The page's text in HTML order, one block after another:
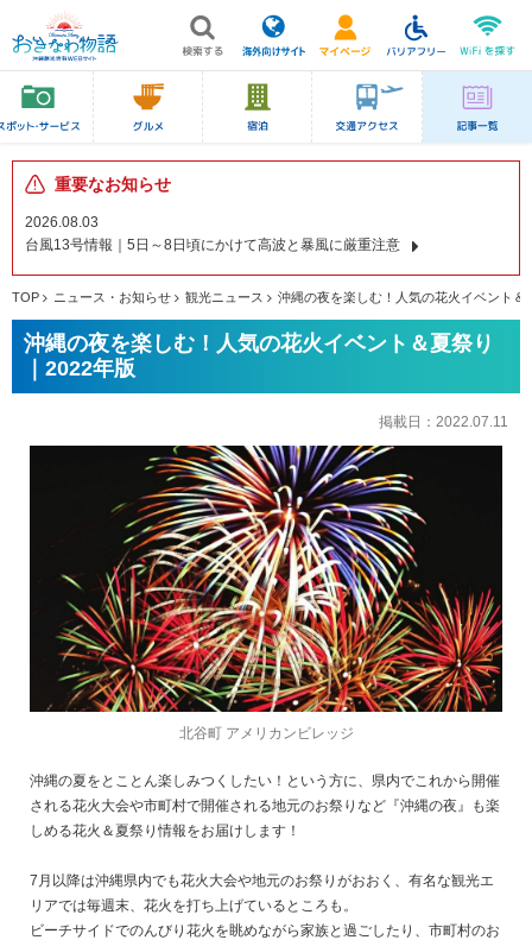
重要なお知らせ
2026.08.03
台風13号情報｜5日～8日頃にかけて高波と暴風に厳重注意
TOP ニュース・お知らせ 観光ニュース 沖縄の夜を楽しむ！人気の花火イベント＆
沖縄の夜を楽しむ！人気の花火イベント＆夏祭り
｜2022年版
掲載日： 2022.07.11
北谷町 アメリカンビレッジ
沖縄の夏をとことん楽しみつくしたい！という方に、県内でこれから開催
される花火大会や市町村で開催される地元のお祭りなど『沖縄の夜』も楽
しめる花火＆夏祭り情報をお届けします！
7月以降は沖縄県内でも花火大会や地元のお祭りがおおく、有名な観光エ
リアでは毎週末、花火を打ち上げているところも。
ビーチサイドでのんびり花火を眺めながら家族と過ごしたり、市町村のお